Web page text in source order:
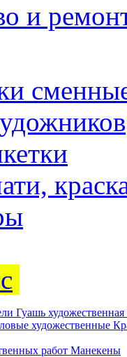
и
Гуашь художественная
художественные
работ Манекены